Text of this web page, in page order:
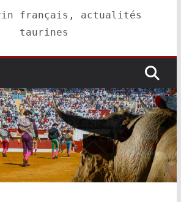
français, actualités
taurines